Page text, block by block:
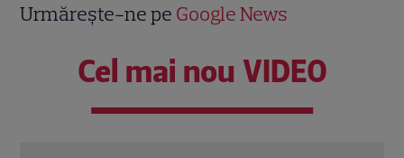
Urmărește-ne pe Google News
Cel mai nou VIDEO